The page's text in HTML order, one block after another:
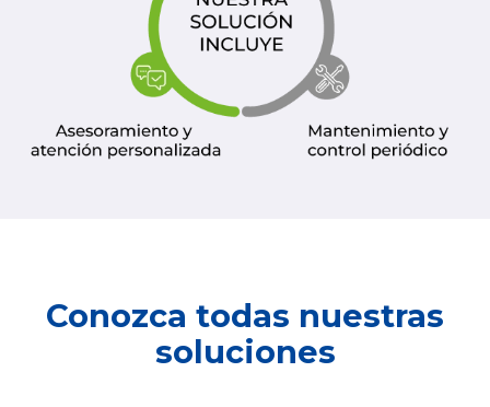
Conozca todas nuestras
soluciones